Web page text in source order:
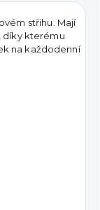
střihu. Mají
díky kterému
na každodenní